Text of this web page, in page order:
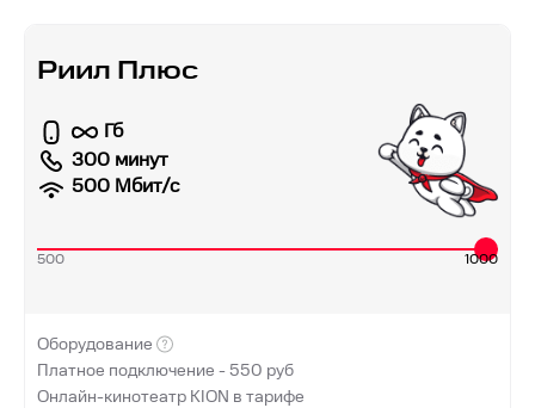
Риил Плюс
Гб
300 минут
500 Мбит/с
500 1000
Оборудование
Платное подключение -550 руб
Онлайн-кинотеатр KION в тарифе